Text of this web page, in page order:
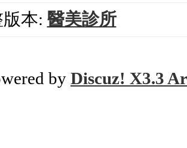
本: 醫美診所
by Discuz! X3.3